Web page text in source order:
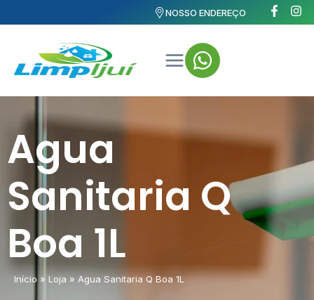
NOSSO ENDEREÇO
Agua
Sanitaria Q
Boa 1L
Início » Loja » Agua Sanitaria Q Boa 1L